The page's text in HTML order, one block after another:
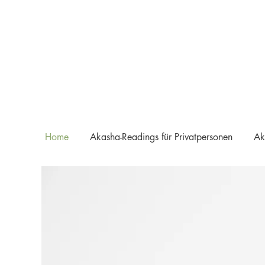
Home Akasha-Readings für Privatpersonen